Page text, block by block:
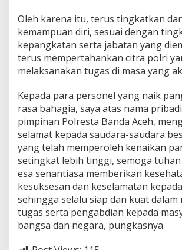
Oleh karena itu, terus tingkatkan
kemampuan diri, sesuai dengan
kepangkatan serta jabatan yang
terus mempertahankan citra polri
melaksanakan tugas di masa yang
Kepada para personel yang naik
rasa bahagia, saya atas nama
pimpinan Polresta Banda Aceh,
selamat kepada saudara-saudara
yang telah memperoleh kenaikan
setingkat lebih tinggi, semoga
esa senantiasa memberikan
kesuksesan dan keselamatan
sehingga selalu siap dan kuat dalam
tugas serta pengabdian kepada
bangsa dan negara, pungkasnya.